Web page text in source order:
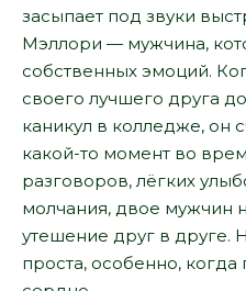
засыпает под звуки
Мэллори — мужчина,
собственных эмоций.
своего лучшего друга
каникул в колледже, он
какой-то момент во
разговоров, лёгких
молчания, двое мужчин
утешение друг в друге.
проста, особенно,